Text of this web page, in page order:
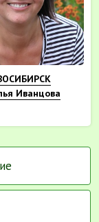
Иванцова